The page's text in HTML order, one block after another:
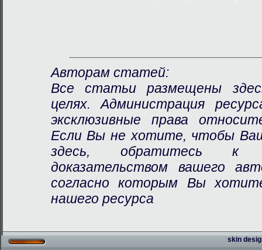
Авторам статей:
Все статьи размещены
целях. Администрация
эксклюзивные права
Если Вы не хотите, чтобы
здесь, обратитесь к
доказательством вашего
согласно которым Вы
нашего ресурса
skin